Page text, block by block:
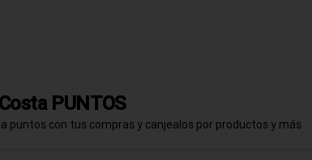
Costa PUNTOS
puntos con tus compras y canjealos por productos y más